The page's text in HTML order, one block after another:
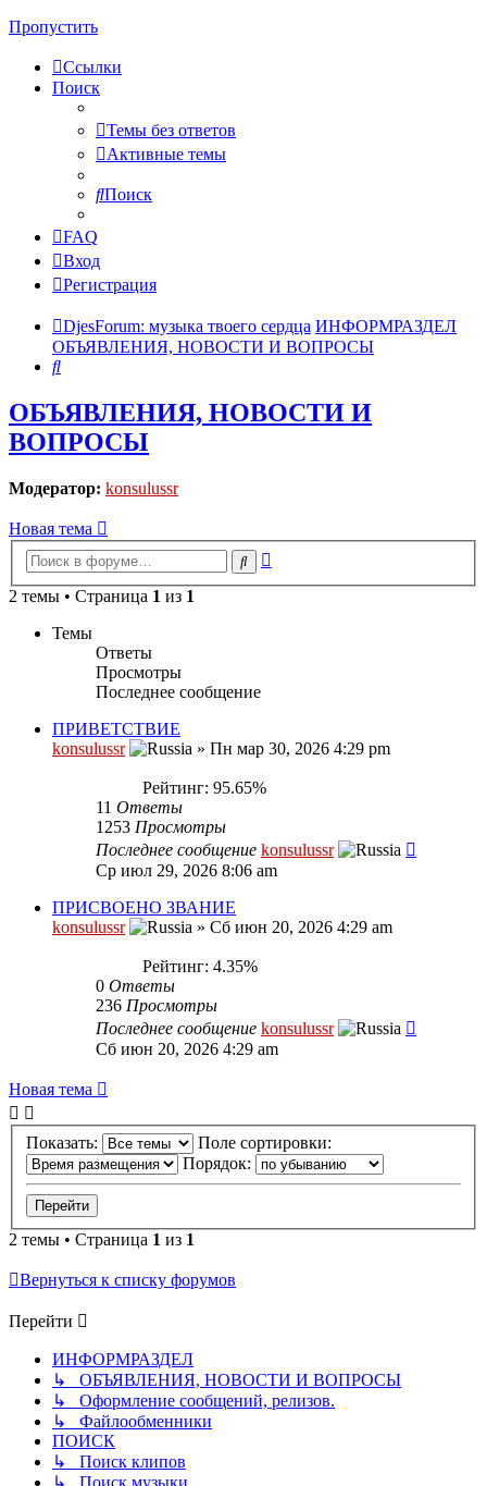
Пропустить
Ссылки
Поиск
Темы без ответов
Активные темы
Поиск
FAQ
Вход
Регистрация
DjesForum: музыка твоего сердца ИНФОРМРАЗДЕЛ
ОБЪЯВЛЕНИЯ, НОВОСТИ И ВОПРОСЫ
Поиск
ОБЪЯВЛЕНИЯ, НОВОСТИ И
ВОПРОСЫ
Модератор: konsulussr
Новая тема
Поиск
2 темы • Страница 1 из 1
Темы
Ответы
Просмотры
Последнее сообщение
ПРИВЕТСТВИЕ
konsulussr
» Пн мар 30, 2026 4:29 pm
Рейтинг: 95.65%
11 Ответы
1253 Просмотры
Последнее сообщение konsulussr
Ср июл 29, 2026 8:06 am
ПРИСВОЕНО ЗВАНИЕ
konsulussr
» Сб июн 20, 2026 4:29 am
Рейтинг: 4.35%
0 Ответы
236 Просмотры
Последнее сообщение konsulussr
Сб июн 20, 2026 4:29 am
Новая тема
Показать:
Поле сортировки:
Порядок:
2 темы • Страница 1 из 1
Вернуться к списку форумов
Перейти
ИНФОРМРАЗДЕЛ
↳ ОБЪЯВЛЕНИЯ, НОВОСТИ И ВОПРОСЫ
↳ Оформление сообщений, релизов.
↳ Файлообменники
ПОИСК
↳ Поиск клипов
↳ Поиск музыки